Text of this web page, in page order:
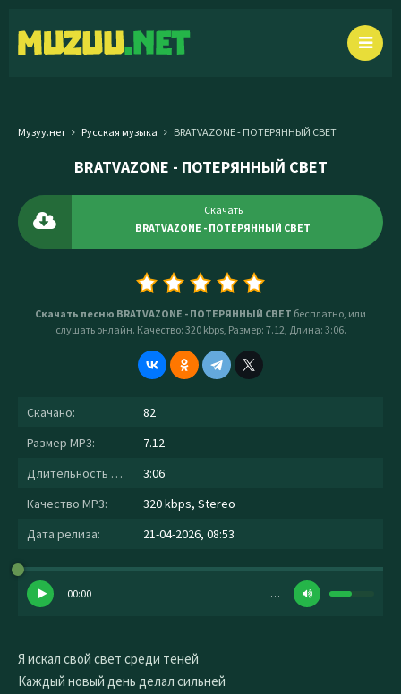
Музуу.нет Русская музыка BRATVAZONE - ПОТЕРЯННЫЙ СВЕТ
BRATVAZONE - ПОТЕРЯННЫЙ СВЕТ
Скачать
BRATVAZONE - ПОТЕРЯННЫЙ СВЕТ
Скачать песню BRATVAZONE - ПОТЕРЯННЫЙ СВЕТ бесплатно, или
слушать онлайн. Качество: 320 kbps, Размер: 7.12, Длина: 3:06.
Скачано:
82
Размер MP3:
7.12
Длительность MP3:
3:06
Качество MP3:
320 kbps, Stereo
Дата релиза:
21-04-2026, 08:53
00:00 …
Я искал свой свет среди теней
Каждый новый день делал сильней